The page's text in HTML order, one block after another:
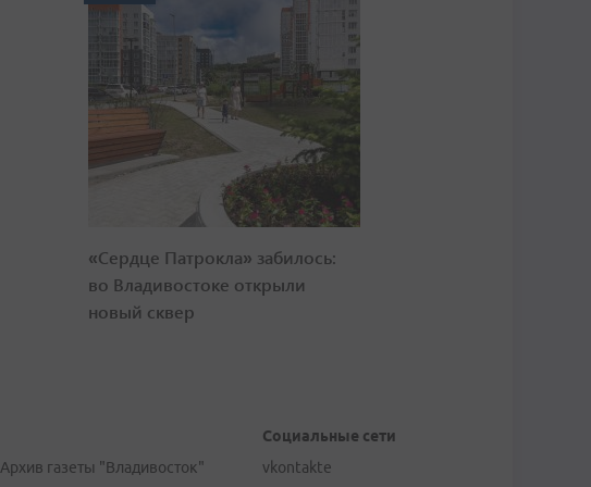
«Сердце Патрокла» забилось:
во Владивостоке открыли
новый сквер
Архив газеты "Владивосток"
Социальные сети
vkontakte